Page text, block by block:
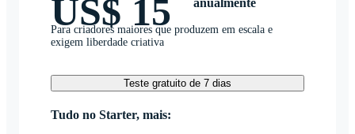
US$ 15
Para criadores maiores que produzem em escala e
exigem liberdade criativa
Teste gratuito de 7 dias
Tudo no Starter, mais: